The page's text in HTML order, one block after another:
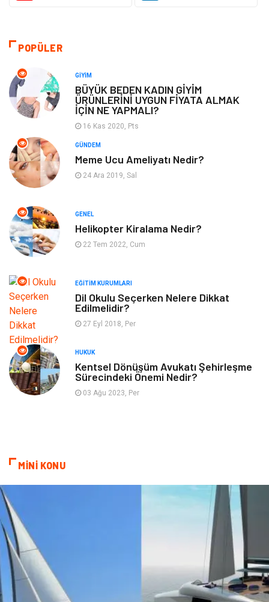
Alışveriş
Otomotiv
Eğitim Kurumları Yapı İnşaat
Güzellik Mobilya
Bahçe Ev Maden ve Metal
Finans & Ekonomi
Plastik
Tekstil
Hizmet
İnternet Ambalaj
Kültür
Kiralama Servisleri
Basın Yayın
Dernekler ve Birlikler Periyodik Kontrol
Moda İthalat İhracat
POPÜLER
GIYIM
BÜYÜK BEDEN KADIN GİYİM
ÜRÜNLERİNİ UYGUN FİYATA ALMAK
İÇİN NE YAPMALI?
16 Kas 2020, Pts
GÜNDEM
Meme Ucu Ameliyatı Nedir?
24 Ara 2019, Sal
GENEL
Helikopter Kiralama Nedir?
22 Tem 2022, Cum
EĞITIM KURUMLARI
Dil Okulu Seçerken Nelere Dikkat
Edilmelidir?
27 Eyl 2018, Per
HUKUK
Kentsel Dönüşüm Avukatı Şehirleşme
Sürecindeki Önemi Nedir?
03 Ağu 2023, Per
MİNİ KONU